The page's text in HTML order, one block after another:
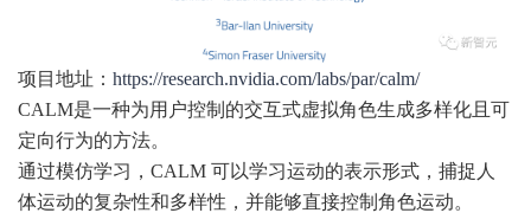
项目地址： https://research.nvidia.com/labs/par/calm/
CALM是一种为用户控制的交互式虚拟角色生成多样化且可
定向行为的方法。
通过模仿学习，CALM 可以学习运动的表示形式，捕捉人
体运动的复杂性和多样性，并能够直接控制角色运动。